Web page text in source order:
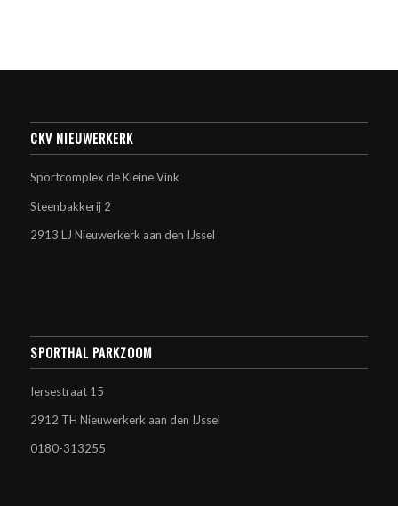
CKV NIEUWERKERK
Sportcomplex de Kleine Vink
Steenbakkerij 2
2913 LJ Nieuwerkerk aan den IJssel
SPORTHAL PARKZOOM
Iersestraat 15
2912 TH Nieuwerkerk aan den IJssel
0180-313255